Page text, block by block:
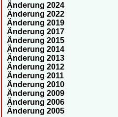
Änderung 2024
Änderung 2022
Änderung 2019
Änderung 2017
Änderung 2015
Änderung 2014
Änderung 2013
Änderung 2012
Änderung 2011
Änderung 2010
Änderung 2009
Änderung 2006
Änderung 2005